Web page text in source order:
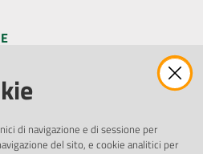
di navigazione e di sessione per
del sito, e cookie analitici per